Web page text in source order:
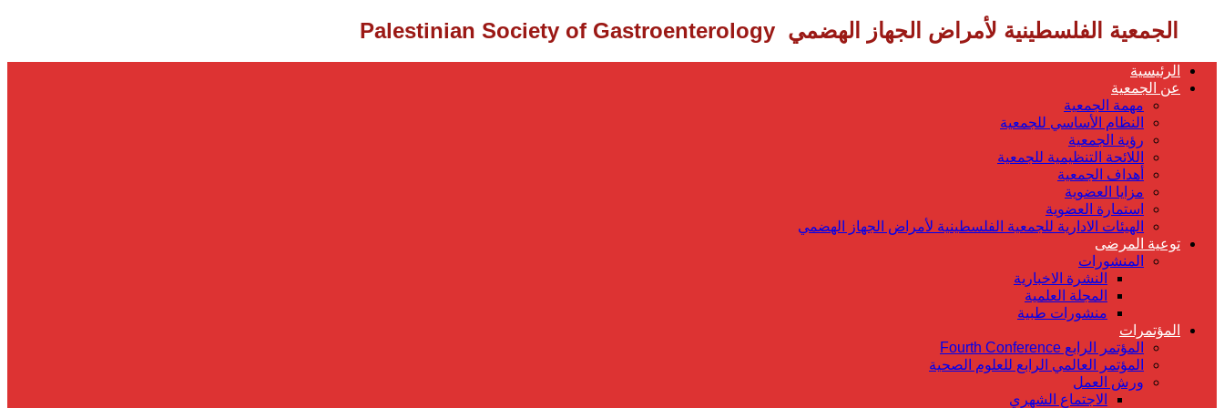
الرئيسية
عن الجمعية
مهمة الجمعية
النظام الأساسي للجمعية
رؤية الجمعية
اللائحة التنظيمية للجمعية
أهداف الجمعية
مزايا العضوية
استمارة العضوية
الهيئات الادارية للجمعية الفلسطينية لأمراض الجهاز الهضمي
توعية المرضى
المنشورات
النشرة الاخبارية
المجلة العلمية
منشورات طبية
المؤتمرات
المؤتمر الرابع Fourth Conference
المؤتمر العالمي الرابع للعلوم الصحية
ورش العمل
الاجتماع الشهري